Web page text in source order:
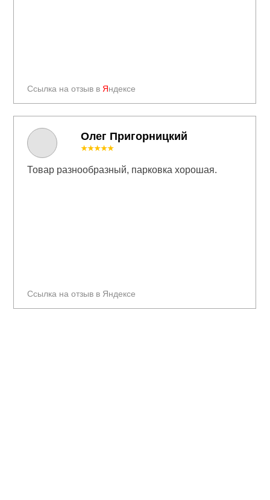
Олег Пригорницкий
Ссылка на отзыв в Яндексе
Ссылка на отзыв в Яндексе
★★★★★
Товар разнообразный, парковка хорошая.